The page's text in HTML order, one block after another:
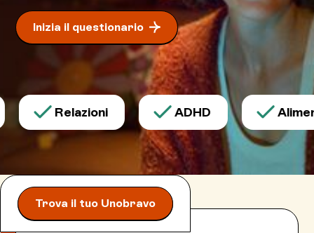
Inizia il questionario
Relazioni ADHD
Trova il tuo Unobravo